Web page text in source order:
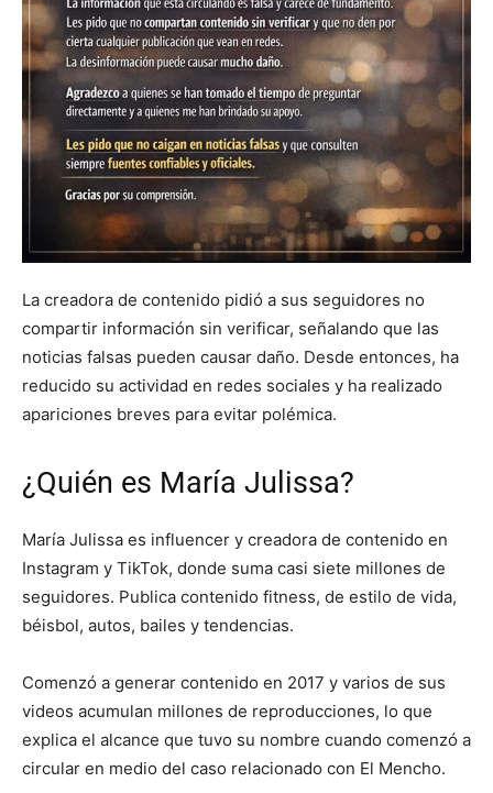
La creadora de contenido pidió a sus seguidores no
compartir información sin verificar, señalando que las
noticias falsas pueden causar daño. Desde entonces, ha
reducido su actividad en redes sociales y ha realizado
apariciones breves para evitar polémica.
¿Quién es María Julissa?
María Julissa es influencer y creadora de contenido en
Instagram y TikTok, donde suma casi siete millones de
seguidores. Publica contenido fitness, de estilo de vida,
béisbol, autos, bailes y tendencias.
Comenzó a generar contenido en 2017 y varios de sus
videos acumulan millones de reproducciones, lo que
explica el alcance que tuvo su nombre cuando comenzó a
circular en medio del caso relacionado con El Mencho.